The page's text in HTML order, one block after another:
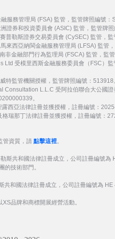
服務管理局 (FSA) 監管，監管牌照編號：
證券和投資委員會 (ASIC) 監管，監管牌
普勒斯證券交易委員會 (CySEC) 監管，監
來西亞納閩金融服務管理局 (LFSA) 監管
非金融部門行為監理局 (FSCA) 監管，監
Ltd 受模里西斯金融服務委員會（FSC）監
特監管機關授權，監管牌照編號：513918
Consultation L.L.C 受阿拉伯聯合大公國證
。
露西亞法律註冊並獲授權，註冊編號：
格瑞那丁法律註冊並獲授權，註冊編號：
管資質，請 點擊這裡。
斯共和國法律註冊成立，公司註冊編號為
的技術部門。
共和國法律註冊成立，公司註冊編號為
品牌和商標開展經營活動。